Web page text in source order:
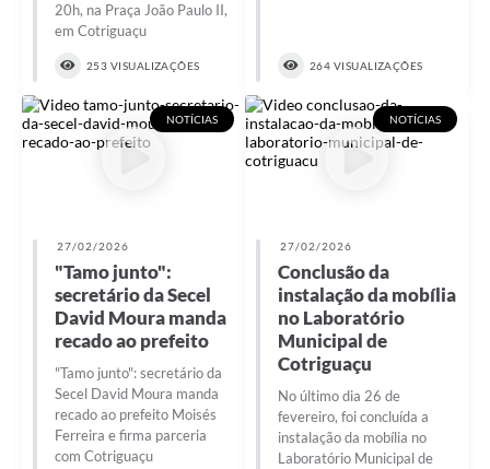
20h, na Praça João Paulo II,
em Cotriguaçu
253 VISUALIZAÇÕES 264 VISUALIZAÇÕES
NOTÍCIAS
27/02/2026
"Tamo junto":
secretário da Secel
David Moura manda
recado ao prefeito
"Tamo junto": secretário da
Secel David Moura manda
recado ao prefeito Moisés
Ferreira e firma parceria
com Cotriguaçu
NOTÍCIAS
27/02/2026
Conclusão da
instalação da mobília
no Laboratório
Municipal de
Cotriguaçu
No último dia 26 de
fevereiro, foi concluída a
instalação da mobília no
Laboratório Municipal de